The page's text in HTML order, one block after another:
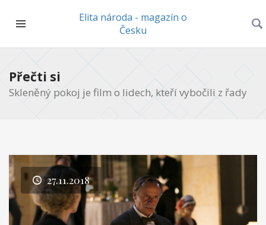
Elita národa - magazín o
Česku
Přečti si
Skleněný pokoj je film o lidech, kteří vybočili z řady
27.11.2018